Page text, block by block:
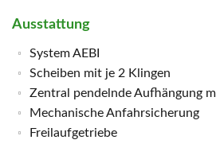
Ausstattung
System AEBI
Scheiben mit je 2 Klingen
Zentral pendelnde Aufhängung
Mechanische Anfahrsicherung
Freilaufgetriebe